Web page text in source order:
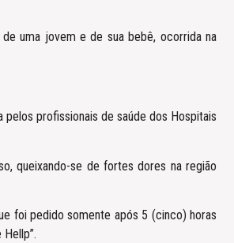
uma jovem e de sua bebê, ocorrida na
profissionais de saúde dos Hospitais
queixando-se de fortes dores na região
foi pedido somente após 5 (cinco) horas